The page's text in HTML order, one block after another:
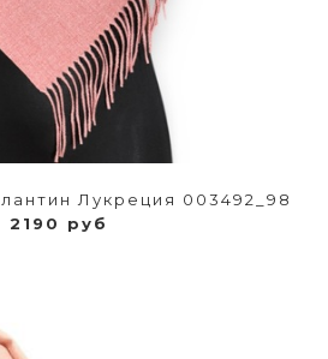
Лукреция 003492_98
2190 руб